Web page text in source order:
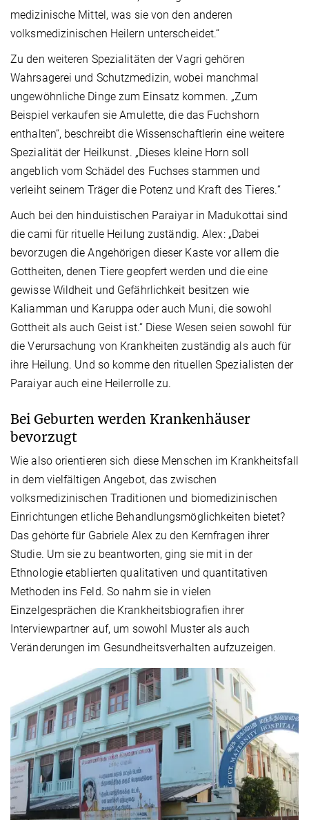
medizinische Mittel, was sie von den anderen
volksmedizinischen Heilern unterscheidet.“
Zu den weiteren Spezialitäten der Vagri gehören
Wahrsagerei und Schutzmedizin, wobei manchmal
ungewöhnliche Dinge zum Einsatz kommen. „Zum
Beispiel verkaufen sie Amulette, die das Fuchshorn
enthalten“, beschreibt die Wissenschaftlerin eine weitere
Spezialität der Heilkunst. „Dieses kleine Horn soll
angeblich vom Schädel des Fuchses stammen und
verleiht seinem Träger die Potenz und Kraft des Tieres.“
Auch bei den hinduistischen Paraiyar in Madukottai sind
die cami für rituelle Heilung zuständig. Alex: „Dabei
bevorzugen die Angehörigen dieser Kaste vor allem die
Gottheiten, denen Tiere geopfert werden und die eine
gewisse Wildheit und Gefährlichkeit besitzen wie
Kaliamman und Karuppa oder auch Muni, die sowohl
Gottheit als auch Geist ist.“ Diese Wesen seien sowohl für
die Verursachung von Krankheiten zuständig als auch für
ihre Heilung. Und so komme den rituellen Spezialisten der
Paraiyar auch eine Heilerrolle zu.
Bei Geburten werden Krankenhäuser
bevorzugt
Wie also orientieren sich diese Menschen im Krankheitsfall
in dem vielfältigen Angebot, das zwischen
volksmedizinischen Traditionen und biomedizinischen
Einrichtungen etliche Behandlungsmöglichkeiten bietet?
Das gehörte für Gabriele Alex zu den Kernfragen ihrer
Studie. Um sie zu beantworten, ging sie mit in der
Ethnologie etablierten qualitativen und quantitativen
Methoden ins Feld. So nahm sie in vielen
Einzelgesprächen die Krankheitsbiografien ihrer
Interviewpartner auf, um sowohl Muster als auch
Veränderungen im Gesundheitsverhalten aufzuzeigen.